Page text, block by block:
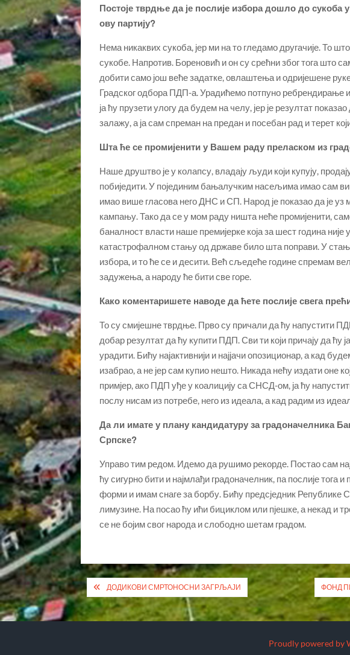
Постоје тврдње да је послије избора дошло до сукоба
ову партију?
Нема никаквих сукоба, јер ми на то гледамо другачије. То
сукобе. Напротив. Бореновић и он су срећни због тога што
добити само још веће задатке, овлаштења и одријешене
Градског одбора ПДП-а. Урадићемо потпуно ребрендирање и
ја ћу прузети улогу да будем на челу, јер је резултат
залажу, а ја сам спреман на предан и посебан рад и терет
Шта ће се промијенити у Вашем раду преласком из
Наше друштво је у колапсу, владају људи који купују,
побиједити. У појединим бањалучким насељима имао сам
имао више гласова него ДНС и СП. Народ је показао да је
кампању. Тако да се у мом раду ништа неће промијенити,
баналност власти наше премијерке која за шест година
катастрофалном стању од државе било шта поправи. У
избора, и то ће се и десити. Већ сљедеће године спремам
задужења, а народу ће бити све горе.
Како коментаришете наводе да ћете послије свега
То су смијешне тврдње. Прво су причали да ћу напустити
добар резултат да ћу купити ПДП. Сви ти који причају да ћу
урадити. Бићу најактивнији и најјачи опозиционар, а кад
изабрао, а не јер сам купио нешто. Никада нећу издати оне
примјер, ако ПДП уђе у коалицију са СНСД-ом, ја ћу
послу нисам из потребе, него из идеала, а кад радим из
Да ли имате у плану кандидатуру за градоначелника
Српске?
Управо тим редом. Идемо да рушимо рекорде. Постао сам
ћу сигурно бити и најмлађи градоначелник, па послије тога
форми и имам снаге за борбу. Бићу предсједник Републике
лимузине. На посао ћу ићи бициклом или пјешке, а некад и
се не бојим свог народа и слободно шетам градом.
Кретање
чланка
ДОДИКОВИ СМРТОНОСНИ ЗАГРЉАЈИ ФОНД
Proudly powered by